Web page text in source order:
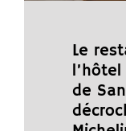
Le
de